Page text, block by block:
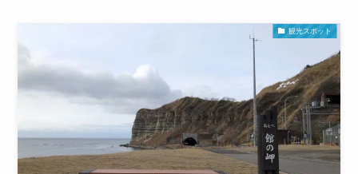
観光スポット